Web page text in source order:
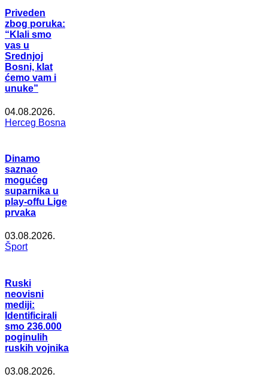
Priveden
zbog poruka:
“Klali smo
vas u
Srednjoj
Bosni, klat
ćemo vam i
unuke”
04.08.2026.
Herceg Bosna
Dinamo
saznao
mogućeg
suparnika u
play-offu Lige
prvaka
03.08.2026.
Šport
Ruski
neovisni
mediji:
Identificirali
smo 236.000
poginulih
ruskih vojnika
03.08.2026.